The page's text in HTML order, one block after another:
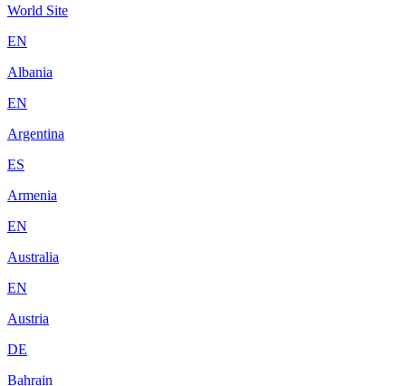
World Site
EN
Albania
EN
Argentina
ES
Armenia
EN
Australia
EN
Austria
DE
Bahrain